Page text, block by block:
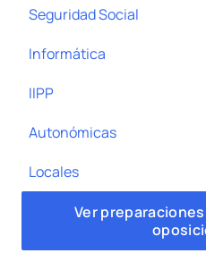
Seguridad Social
Informática
IIPP
Autonómicas
Locales
Ver